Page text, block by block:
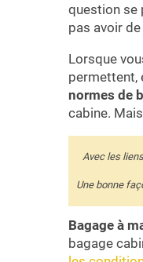
question se
pas avoir
Lorsque
permettent,
normes de
cabine.
Avec les
Une bonne
Bagage à
bagage